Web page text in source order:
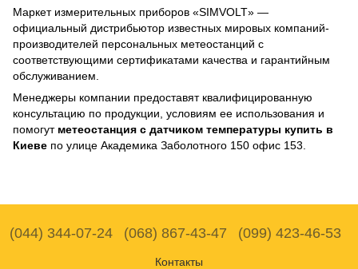
Маркет измерительных приборов «SIMVOLT» —
официальный дистрибьютор известных мировых компаний-
производителей персональных метеостанций с
соответствующими сертификатами качества и гарантийным
обслуживанием.
Менеджеры компании предоставят квалифицированную
консультацию по продукции, условиям ее использования и
помогут метеостанция с датчиком температуры купить в
Киеве по улице Академика Заболотного 150 офис 153.
(044) 344-07-24 (068) 867-43-47 (099) 423-46-53
Контакты